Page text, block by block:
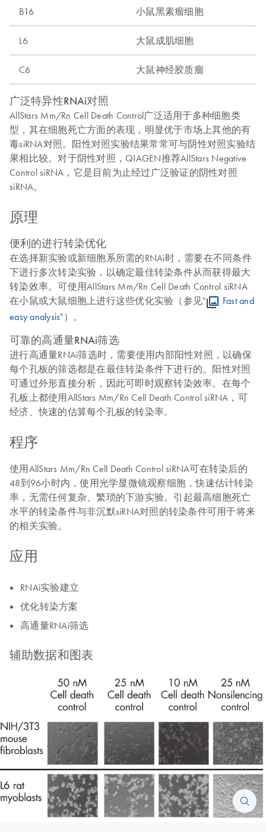
B16 小鼠黑素瘤细胞
L6 大鼠成肌细胞
C6 大鼠神经胶质瘤
广泛特异性RNAi对照
AllStars Mm/Rn Cell Death Control广泛适用于多种细胞类
型，其在细胞死亡方面的表现，明显优于市场上其他的有
毒siRNA对照。阳性对照实验结果常常可与阴性对照实验结
果相比较。对于阴性对照，QIAGEN推荐AllStars Negative
Control siRNA，它是目前为止经过广泛验证的阴性对照
siRNA。
原理
便利的进行转染优化
在选择新实验或新细胞系所需的RNAi时，需要在不同条件
下进行多次转染实验，以确定最佳转染条件从而获得最大
转染效率。可使用AllStars Mm/Rn Cell Death Control siRNA
在小鼠或大鼠细胞上进行这些优化实验（参见"
Fast and
easy analysis"）。
可靠的高通量RNAi筛选
进行高通量RNAi筛选时，需要使用内部阳性对照，以确保
每个孔板的筛选都是在最佳转染条件下进行的。阳性对照
可通过外形直接分析，因此可即时观察转染效率。在每个
孔板上都使用AllStars Mm/Rn Cell Death Control siRNA，可
经济、快速的估算每个孔板的转染率。
程序
使用AllStars Mm/Rn Cell Death Control siRNA可在转染后的
48到96小时内，使用光学显微镜观察细胞，快速估计转染
率，无需任何复杂、繁琐的下游实验。引起最高细胞死亡
水平的转染条件与非沉默siRNA对照的转染条件可用于将来
的相关实验。
应用
RNAi实验建立
优化转染方案
高通量RNAi筛选
辅助数据和图表